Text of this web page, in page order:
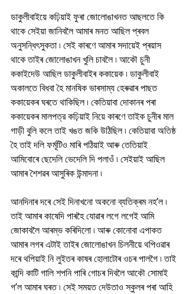
ডাকুলীবাইয়ে কঢ়িয়াই ফুৰা জোলোঙাখনত আছলতে কি
থাকে সেইয়া জানিবলৈ আমাৰ মনত আছিল প্ৰবল
অনুসন্ধিৎসুকতা ৷ সেই কাৰণে আমাৰ সদায়েই প্ৰয়াস
থাকে তাইৰ জোলোঙাখন খুলি চাবলৈ ৷ আকৌ চুনী
ককাইদেউ আছিল ডাকুলীবাইৰ ককায়েক ৷ ডাকুলীবাই
অকালতে বিধবা হৈ মানষিক ভাৰসাম্য হেৰুৱাৰ পাছত
ককায়েকৰ ঘৰতে থাকিছিল ৷ কেতিয়াবা দোকানৰ পৰা
ককায়েকৰ মালপত্র কঢ়িয়াই নিয়ে কাৰণে তাইক চুনীৰ মাল
গাড়ী বুলি কলে তাই খঙত জকি উঠিছিল ৷ কেতিয়াবা অতিষ্ঠ
হৈ তাই দলি ফৰ্মূটিও মাৰি পঠিয়াই আৰু তেতিয়াই
আমিবোৰে ছেদেলি ভেদেলি দি পলাওঁ ৷ সেইয়াই আছিল
আমাৰ শৈশৱৰ আসুৰিক উন্মাদনা ৷
আনদিনাৰ দৰে সেই দিনাখনো অকনো ব্যতিক্ৰম নহ’ল ৷
তাই আমাৰ কাষেদি পাৰহৈ যোৱাৰ লগে লগেই আমি
জোকাবলৈ আৰম্ভ কৰিদিলো ৷ আৰু কোনোবা এপাকত
আমাৰ লগৰ এটাই তাইৰ জোলোঙাখন চিলনীয়ে থপিওৱাৰ
দৰে থপিয়াই নি লুইতৰ কাষৰ হোলাটোৰ ওচৰ পালগৈ ৷ তাই
কান্দি কাটি গালি শপনি পাৰি গোচৰ দিবলৈ আকৌ সোমাই
গ’ল আমাৰ ঘৰত ৷ সেই সময়ত দেউতাও স্কুলৰ পৰা আহি